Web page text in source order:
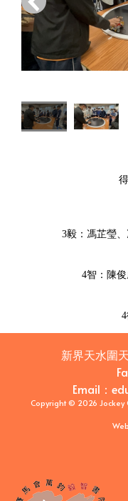
3毅：馮芷瑩
4智：陳
新界天水圍
Email ：
Copyright © 2026 Jockey